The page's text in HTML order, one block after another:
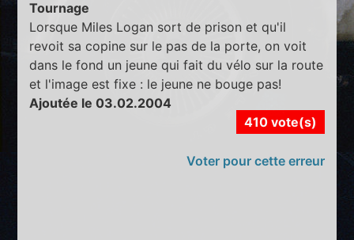
Tournage
Lorsque Miles Logan sort de prison et qu'il
revoit sa copine sur le pas de la porte, on voit
dans le fond un jeune qui fait du vélo sur la route
et l'image est fixe : le jeune ne bouge pas!
Ajoutée le 03.02.2004
410 vote(s)
Voter pour cette erreur